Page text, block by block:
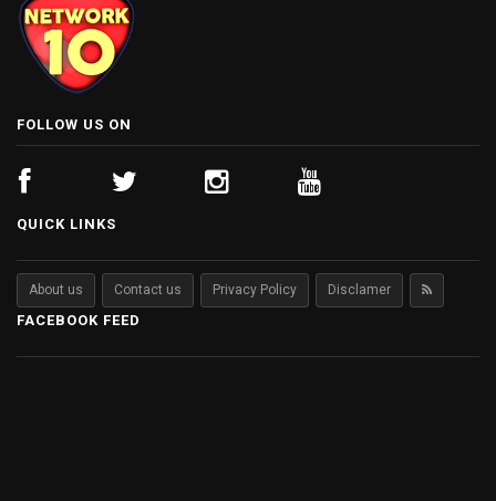
FOLLOW US ON
QUICK LINKS
About us Contact us Privacy Policy Disclamer
FACEBOOK FEED